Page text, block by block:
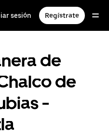
sesión Regístrate
de
de
-